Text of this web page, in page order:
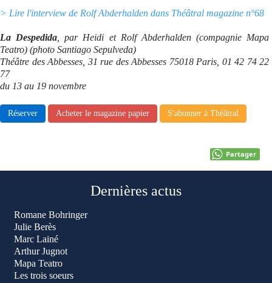
> Lire l'interview de Rolf Abderhalden dans Théâtral magazine n°68
La Despedida , par Heidi et Rolf Abderhalden (compagnie Mapa
Teatro) (photo Santiago Sepulveda)
Théâtre des Abbesses, 31 rue des Abbesses 75018 Paris, 01 42 74 22
77
du 13 au 19 novembre
Réserver Acheter le magazine papier S'abonner à Théâtral
Partager
Dernières actus
Romane Bohringer
Julie Berès
Marc Lainé
Arthur Jugnot
Mapa Teatro
Les trois soeurs